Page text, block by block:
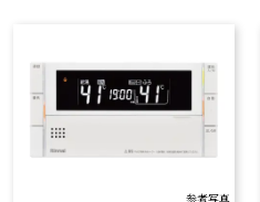
参考写真